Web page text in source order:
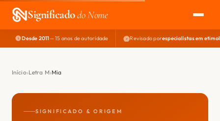
Significadodo Nome
EXPLORAR
NOME PERFEITO
Desde 2011— 15 anos de autoridade Revisado porespecialistas em
Início Letra M Mia
SIGNIFICADO & ORIGEM